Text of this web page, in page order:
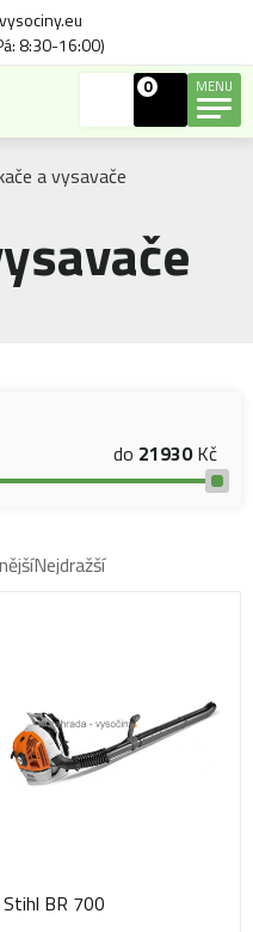
8:30-16:00)
0 MENU
a vysavače
do 21930Kč
Nejdražší
Stihl BR 700